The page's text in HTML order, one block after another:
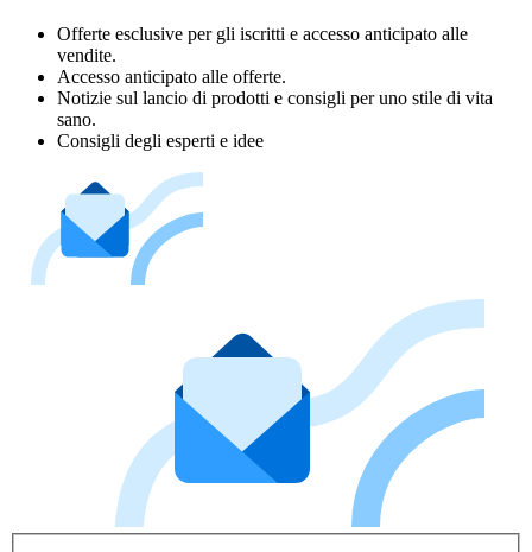
Offerte esclusive per gli iscritti e accesso anticipato alle
vendite.
Accesso anticipato alle offerte.
Notizie sul lancio di prodotti e consigli per uno stile di vita
sano.
Consigli degli esperti e idee